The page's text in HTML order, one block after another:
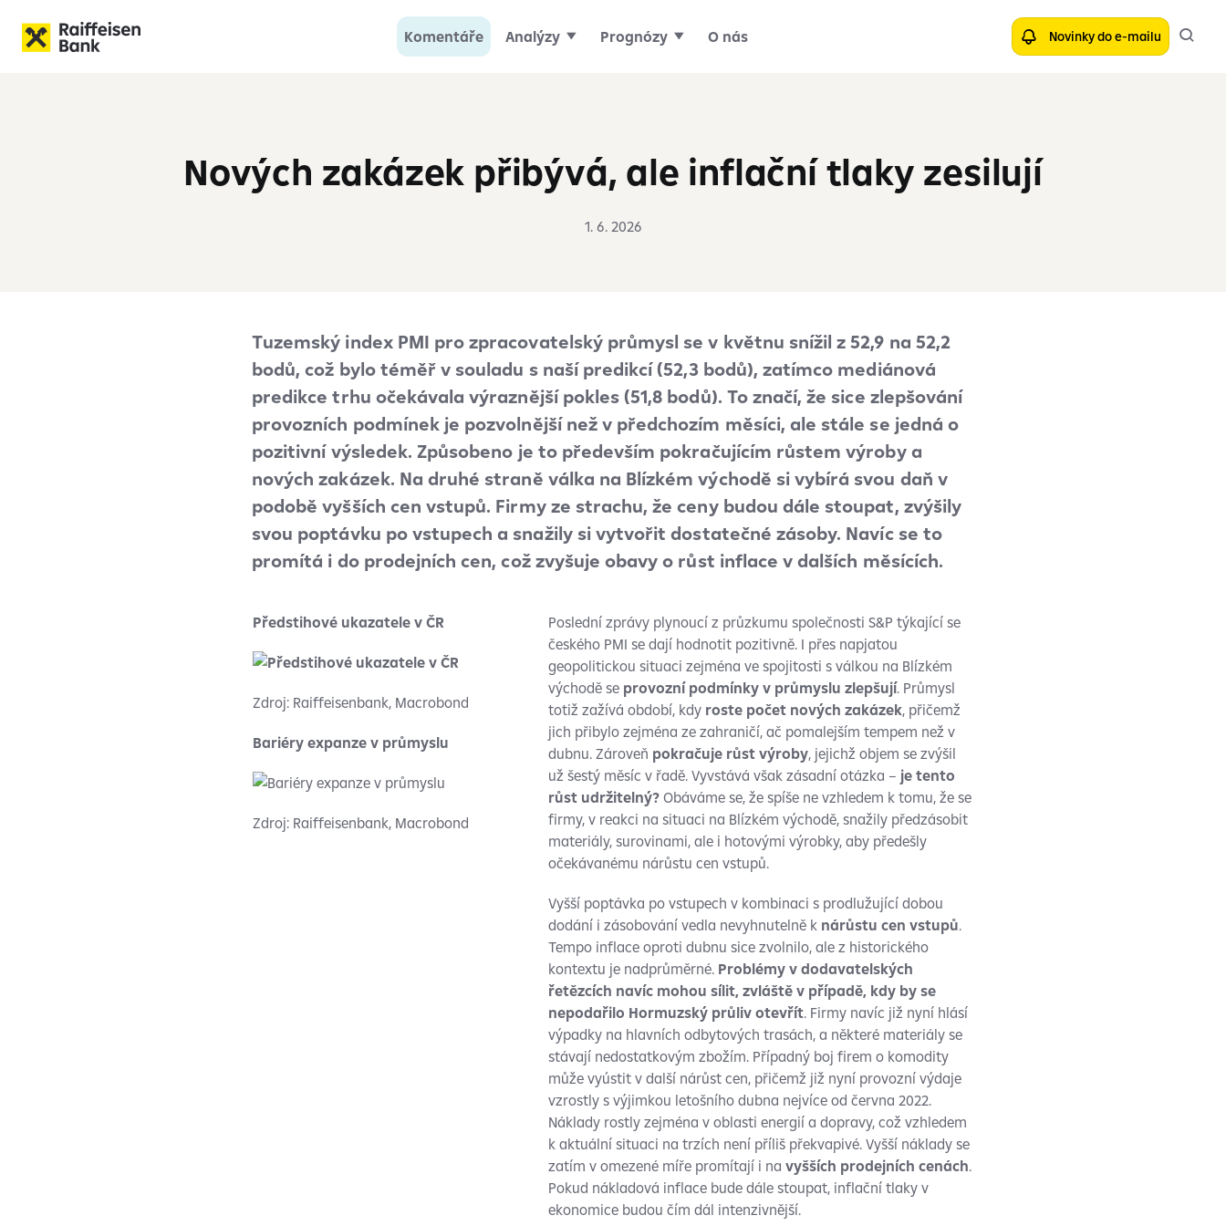
Komentáře Analýzy Prognózy O nás Novinky do e-mailu
Nových zakázek přibývá, ale inflační tlaky zesilují
1. 6. 2026
Tuzemský index PMI pro zpracovatelský průmysl se v květnu snížil z 52,9 na 52,2
bodů, což bylo téměř v souladu s naší predikcí (52,3 bodů), zatímco mediánová
predikce trhu očekávala výraznější pokles (51,8 bodů). To značí, že sice zlepšování
provozních podmínek je pozvolnější než v předchozím měsíci, ale stále se jedná o
pozitivní výsledek. Způsobeno je to především pokračujícím růstem výroby a
nových zakázek. Na druhé straně válka na Blízkém východě si vybírá svou daň v
podobě vyšších cen vstupů. Firmy ze strachu, že ceny budou dále stoupat, zvýšily
svou poptávku po vstupech a snažily si vytvořit dostatečné zásoby. Navíc se to
promítá i do prodejních cen, což zvyšuje obavy o růst inflace v dalších měsících.
Předstihové ukazatele v ČR
Zdroj: Raiffeisenbank, Macrobond
Bariéry expanze v průmyslu
Zdroj: Raiffeisenbank, Macrobond
Poslední zprávy plynoucí z průzkumu společnosti S&P týkající se
českého PMI se dají hodnotit pozitivně. I přes napjatou
geopolitickou situaci zejména ve spojitosti s válkou na Blízkém
východě se provozní podmínky v průmyslu zlepšují. Průmysl
totiž zažívá období, kdy roste počet nových zakázek, přičemž
jich přibylo zejména ze zahraničí, ač pomalejším tempem než v
dubnu. Zároveň pokračuje růst výroby, jejichž objem se zvýšil
už šestý měsíc v řadě. Vyvstává však zásadní otázka – je tento
růst udržitelný?Obáváme se, že spíše ne vzhledem k tomu, že se
firmy, v reakci na situaci na Blízkém východě, snažily předzásobit
materiály, surovinami, ale i hotovými výrobky, aby předešly
očekávanému nárůstu cen vstupů.
Vyšší poptávka po vstupech v kombinaci s prodlužující dobou
dodání i zásobování vedla nevyhnutelně k nárůstu cen vstupů.
Tempo inflace oproti dubnu sice zvolnilo, ale z historického
kontextu je nadprůměrné. Problémy v dodavatelských
řetězcích navíc mohou sílit, zvláště v případě, kdy by se
nepodařilo Hormuzský průliv otevřít. Firmy navíc již nyní hlásí
výpadky na hlavních odbytových trasách, a některé materiály se
stávají nedostatkovým zbožím. Případný boj firem o komodity
může vyústit v další nárůst cen, přičemž již nyní provozní výdaje
vzrostly s výjimkou letošního dubna nejvíce od června 2022.
Náklady rostly zejména v oblasti energií a dopravy, což vzhledem
k aktuální situaci na trzích není příliš překvapivé. Vyšší náklady se
zatím v omezené míře promítají i na vyšších prodejních cenách.
Pokud nákladová inflace bude dále stoupat, inflační tlaky v
ekonomice budou čím dál intenzivnější.